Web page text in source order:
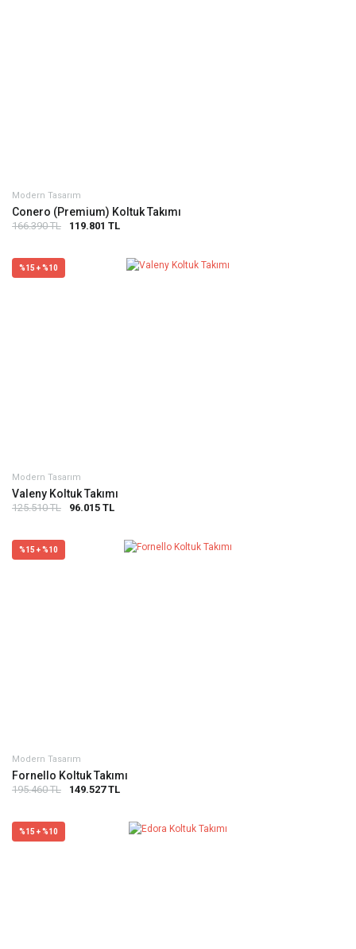
Modern Tasarım
Conero (Premium) Koltuk Takımı
166.390 TL 119.801 TL
%15 + %10
Modern Tasarım
Valeny Koltuk Takımı
125.510 TL 96.015 TL
%15 + %10
Modern Tasarım
Fornello Koltuk Takımı
195.460 TL 149.527 TL
%15 + %10